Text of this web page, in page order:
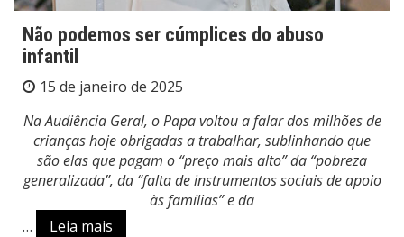
Não podemos ser cúmplices do abuso
infantil
15 de janeiro de 2025
Na Audiência Geral, o Papa voltou a falar dos milhões de
crianças hoje obrigadas a trabalhar, sublinhando que
são elas que pagam o “preço mais alto” da “pobreza
generalizada”, da “falta de instrumentos sociais de apoio
às famílias” e da
…
Leia mais